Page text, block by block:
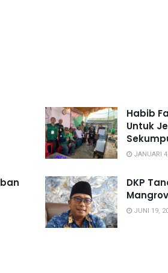
Habib
Untuk
JANUARI
DKP
JUNI 19,